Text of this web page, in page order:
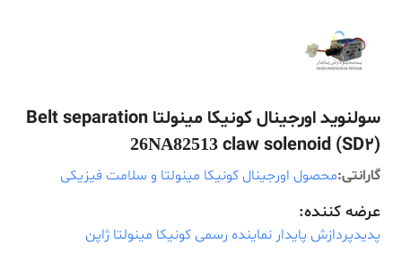
سولنوید اورجینال کونیکا مینولتا Belt separation
claw solenoid (SD2)
26NA82513
گارانتی:محصول اورجینال کونیکا مینولتا و سلامت فیزیکی
عرضه کننده:
پدیدپردازش پایدار نماینده رسمی کونیکا مینولتا ژاپن